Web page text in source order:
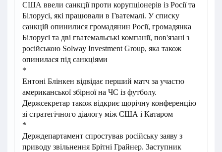
США ввели санкції проти корупціонерів із Росії та
Білорусі, які працювали в Гватемалі. У списку
санкцій опинилися громадянин Росії, громадянка
Білорусі та дві гватемальські компанії, пов'язані з
російською Solway Investment Group, яка також
опинилася під санкціями
*
Ентоні Блінкен відвідає перший матч за участю
американської збірної на ЧС із футболу.
Держсекретар також відкриє щорічну конференцію
зі стратегічного діалогу між США і Катаром
*
Держдепартамент спростував російську заяву з
приводу звільнення Брітні Грайнер. Заступник